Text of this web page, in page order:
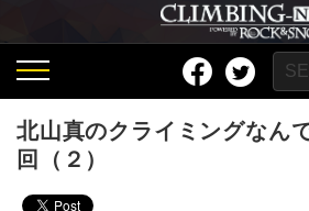
北山真のクライミングなん
回（２）